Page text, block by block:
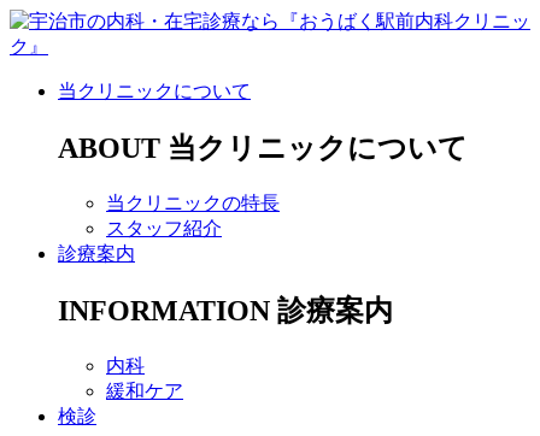
当クリニックについて
ABOUT 当クリニックについて
当クリニックの特長
スタッフ紹介
診療案内
INFORMATION 診療案内
内科
緩和ケア
検診